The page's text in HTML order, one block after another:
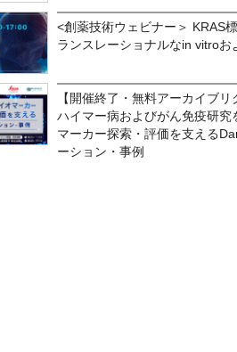
<創薬技術ウェビナー＞ KRAS
ランスレーショナルなin vitroお
【開催終了・無料アーカイブ
ハイマー病およびがん免疫研究
マーカー探索・評価を支える
ーション・事例